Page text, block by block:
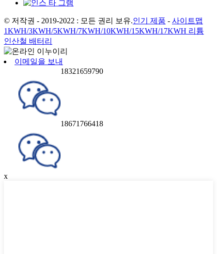
© 저작권 - 2019-2022 : 모든 권리 보유.인기 제품 - 사이트맵
1KWH/3KWH/5KWH/7KWH/10KWH/15KWH/17KWH 리튬
인산철 배터리
이메일을 보내
18321659790
18671766418
x